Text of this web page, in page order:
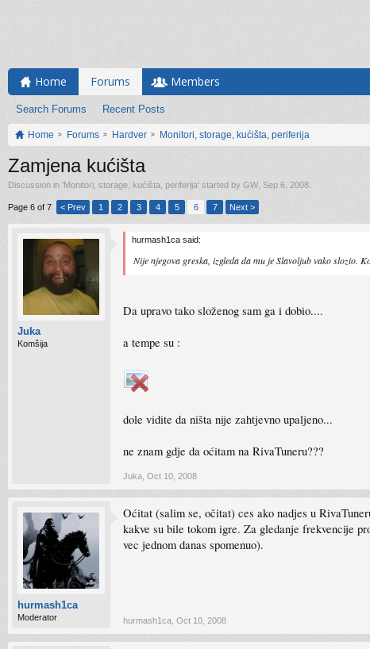
Home Forums
Search Forums Recent Posts
Members
Home Forums Hardver Monitori, storage, kućišta, periferija
Zamjena kućišta
Discussion in 'Monitori, storage, kućišta, periferija' started by GW Sep 6, 2008
Page 6 of 7 < Prev 1 2 3 4 5 6 7 Next >
Juka
Komšija
hurmash1ca said:
Nije njegova greska, izgleda da mu je Slavoljub vako slozio.
Da upravo tako složenog sam ga i dobio....
a tempe su :
dole vidite da ništa nije zahtjevno upaljeno...
ne znam gdje da oćitam na RivaTuneru???
Juka Oct 10, 2008
hurmash1ca
Moderator
Oćitat (salim se, očitat) ces ako nadjes u
kakve su bile tokom igre. Za gledanje frekvencije
vec jednom danas spomenuo).
hurmash1ca Oct 10, 2008